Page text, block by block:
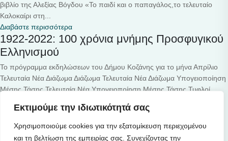
Εκτιμούμε την ιδιωτικότητά σας
Χρησιμοποιούμε cookies για την εξατομίκευση περιεχομένου
και τη βελτίωση της εμπειρίας σας. Συνεχίζοντας την
βιβλίο της Αλεξίας Βόγδου «Το παιδί και ο παπαγάλος,το τελευταίο
Καλοκαίρι στη...
Διαβάστε περισσότερα
1922-2022: 100 χρόνια μνήμης Προσφυγικού
Ελληνισμού
Το πρόγραμμα εκδηλώσεων του Δήμου Κοζάνης για το μήνα Απρίλιο
Τελευταία Νέα Διάζωμα Διάζωμα Τελευταία Νέα Διάζωμα Υπογειοποίηση
Μέσης Τάσης Τελευταία Νέα Υπογειοποίηση Μέσης Τάσης Τυφλοί
Διαβάστε περισσότερα